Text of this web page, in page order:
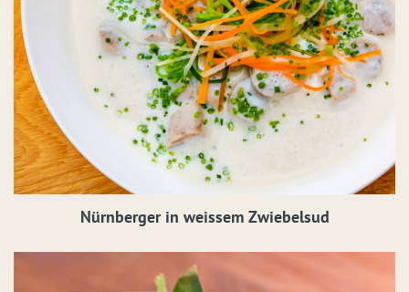
Nürnberger in weissem Zwiebelsud